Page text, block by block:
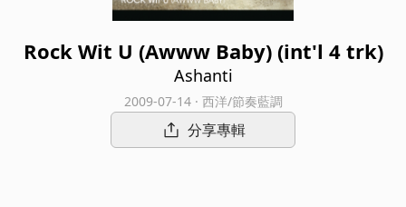
Rock Wit U (Awww Baby) (int'l 4 trk)
Ashanti
2009-07-14 · 西洋/節奏藍調
分享專輯